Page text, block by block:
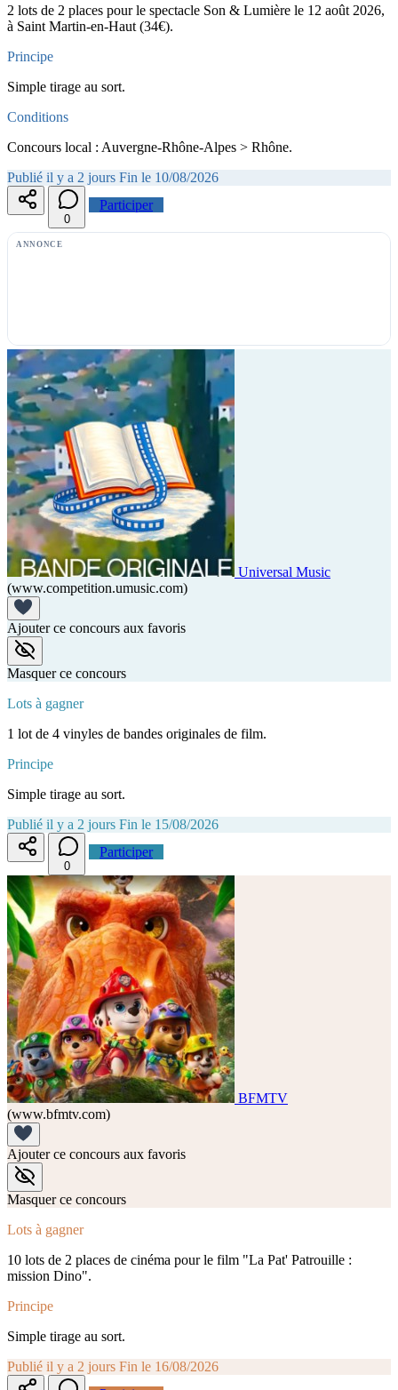
2 lots de 2 places pour le spectacle Son & Lumière le 12 août 2026,
à Saint Martin-en-Haut (34€).
Principe
Simple tirage au sort.
Conditions
Concours local : Auvergne-Rhône-Alpes > Rhône.
Publié il y a 2 jours Fin le 10/08/2026
0
Participer
ANNONCE
Universal Music
(www.competition.umusic.com)
Ajouter ce concours aux favoris
Masquer ce concours
Lots à gagner
1 lot de 4 vinyles de bandes originales de film.
Principe
Simple tirage au sort.
Publié il y a 2 jours Fin le 15/08/2026
0
Participer
BFMTV
(www.bfmtv.com)
Ajouter ce concours aux favoris
Masquer ce concours
Lots à gagner
10 lots de 2 places de cinéma pour le film "La Pat' Patrouille :
mission Dino".
Principe
Simple tirage au sort.
Publié il y a 2 jours Fin le 16/08/2026